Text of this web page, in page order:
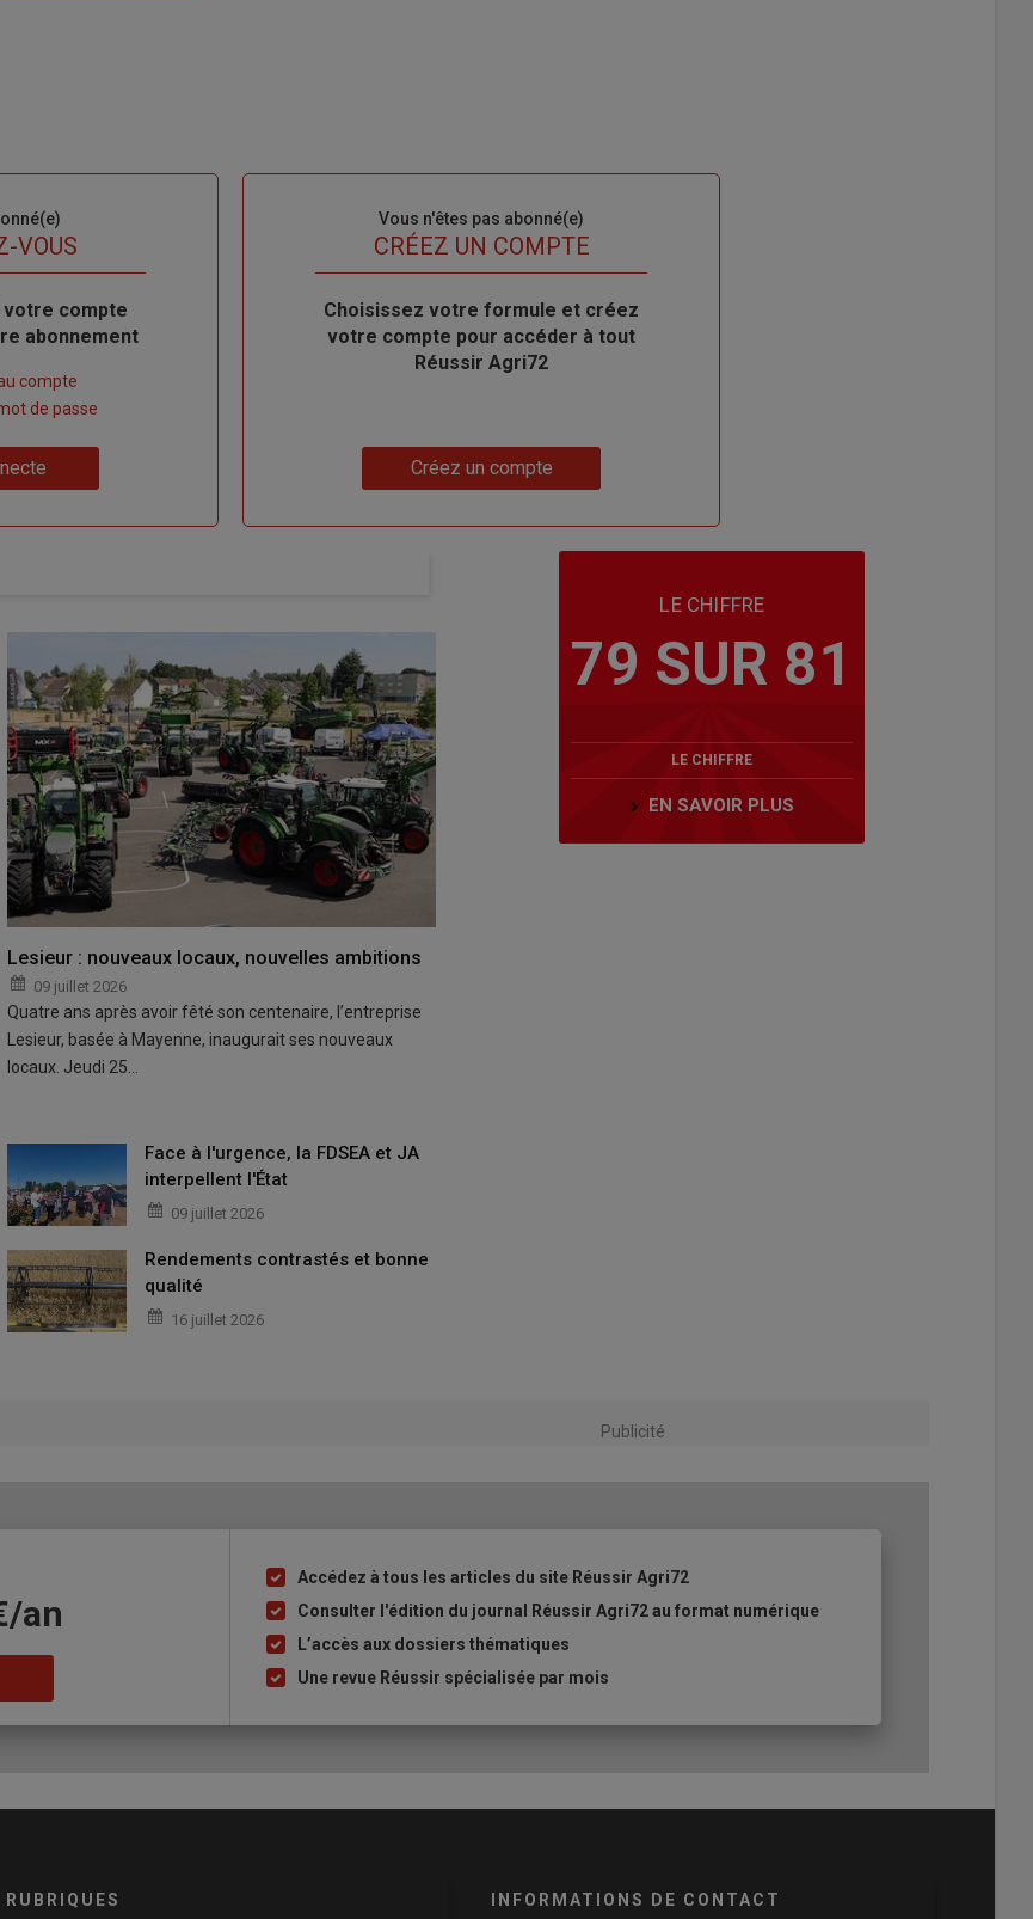
VOUS
votre compte
abonnement
compte
de passe
Vous n'êtes pas abonné(e)
TITRECRÉEZ UN COMPTE
Body
Choisissez votre formule et créez
votre compte pour accéder à tout
Réussir Agri72
Créez un compte
Lesieur : nouveaux locaux, nouvelles ambitions
09 juillet 2026
Quatre ans après avoir fêté son centenaire, l’entreprise
Lesieur, basée à Mayenne, inaugurait ses nouveaux
locaux. Jeudi 25…
Face à l'urgence, la FDSEA et JA
interpellent l'État
09 juillet 2026
Rendements contrastés et bonne
qualité
16 juillet 2026
LE CHIFFRE
79 SUR 81
LE CHIFFRE
EN SAVOIR PLUS
Publicité
an
Liste
à
puce
Accédez à tous les articles du site Réussir Agri72
Consulter l'édition du journal Réussir Agri72 au format numérique
L’accès aux dossiers thématiques
Une revue Réussir spécialisée par mois
RUBRIQUES INFORMATIONS DE CONTACT